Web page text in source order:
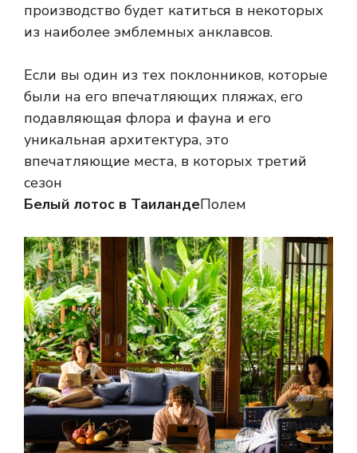
производство будет катиться в некоторых
из наиболее эмблемных анклавсов.
Если вы один из тех поклонников, которые
были на его впечатляющих пляжах, его
подавляющая флора и фауна и его
уникальная архитектура, это
впечатляющие места, в которых третий
сезон
Белый лотос в ТаиландеПолем